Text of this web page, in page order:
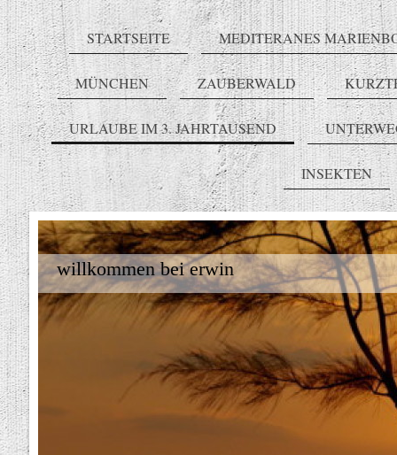
STARTSEITE MEDITERANES
MÜNCHEN ZAUBERWALD
URLAUBE IM 3. JAHRTAUSEND
INSEKTEN
willkommen bei erwin